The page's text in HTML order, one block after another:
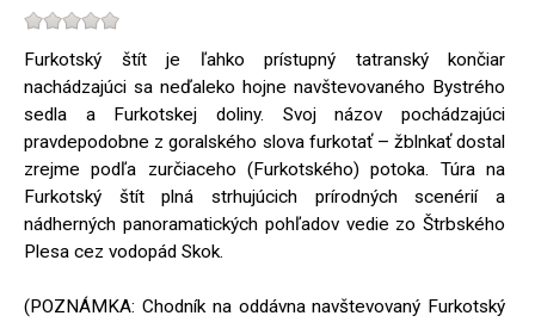
Furkotský štít je ľahko prístupný tatranský končiar
nachádzajúci sa neďaleko hojne navštevovaného Bystrého
sedla a Furkotskej doliny. Svoj názov pochádzajúci
pravdepodobne z goralského slova furkotať – žblnkať dostal
zrejme podľa zurčiaceho (Furkotského) potoka. Túra na
Furkotský štít plná strhujúcich prírodných scenérií a
nádherných panoramatických pohľadov vedie zo Štrbského
Plesa cez vodopád Skok.
(POZNÁMKA: Chodník na oddávna navštevovaný Furkotský